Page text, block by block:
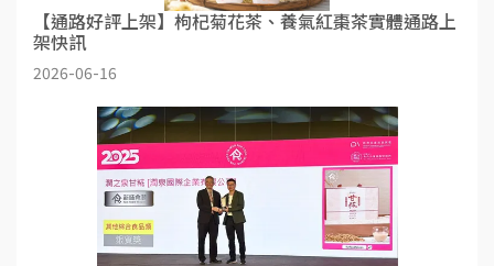
【通路好評上架】枸杞菊花茶、養氣紅棗茶實體通路上
架快訊
2026-06-16